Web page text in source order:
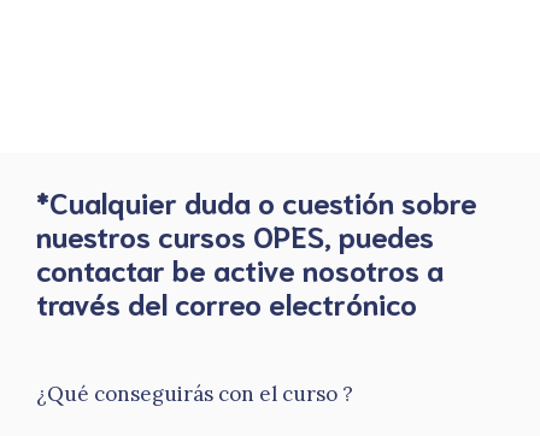
*Cualquier duda o cuestión sobre
nuestros cursos OPES, puedes
contactar be active nosotros a
través del correo electrónico
¿Qué conseguirás con el curso ?